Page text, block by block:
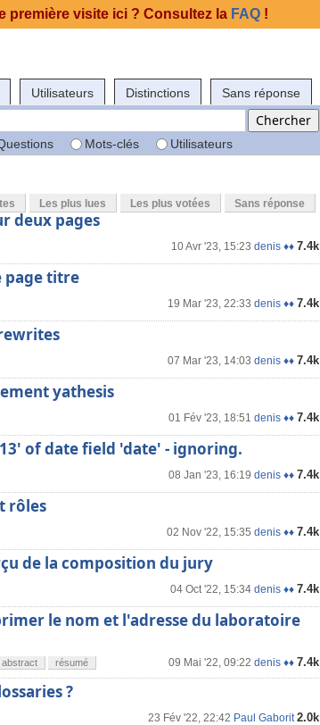
Utilisateurs Distinctions Sans réponse
Mots-clés Utilisateurs
Les plus lues Les plus votées Sans réponse
deux pages
10 Avr '23, 15:23 denis ♦♦ 7.4k
page titre
19 Mar '23, 22:33 denis ♦♦ 7.4k
07 Mar '23, 14:03 denis ♦♦ 7.4k
yathesis
01 Fév '23, 18:51 denis ♦♦ 7.4k
of date field 'date' - ignoring.
08 Jan '23, 16:19 denis ♦♦ 7.4k
rôles
02 Nov '22, 15:35 denis ♦♦ 7.4k
de la composition du jury
04 Oct '22, 15:34 denis ♦♦ 7.4k
le nom et l'adresse du laboratoire
09 Mai '22, 09:22 denis ♦♦ 7.4k
abstract résumé
?
23 Fév '22, 22:42 Paul Gaborit 2.0k
première visite ici ? Consultez la FAQ !